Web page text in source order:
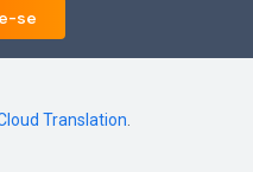
se
Translation